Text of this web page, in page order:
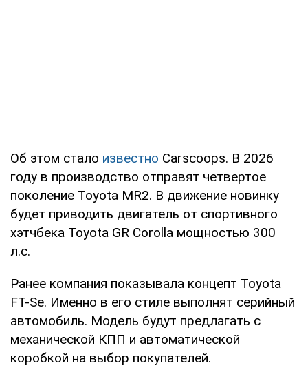
Об этом стало известно Carscoops. В 2026
году в производство отправят четвертое
поколение Toyota MR2. В движение новинку
будет приводить двигатель от спортивного
хэтчбека Toyota GR Corolla мощностью 300
л.с.
Ранее компания показывала концепт Toyota
FT-Se. Именно в его стиле выполнят серийный
автомобиль. Модель будут предлагать с
механической КПП и автоматической
коробкой на выбор покупателей.